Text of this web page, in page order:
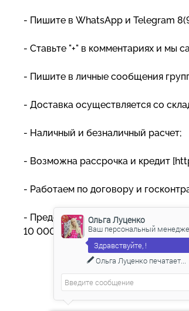
- Пишите в WhatsApp и Telegram
- Ставьте "+" в комментариях и мы
- Пишите в личные сообщения
- Доставка осуществляется со
- Наличный и безналичный расчет;
- Возможна рассрочка и кредит
- Работаем по договору и
- Предоставляем любые
10 000 довольных клиентов!
Ольга Луценко
Ваш персональный
Здравствуйте, !
Ольга Луценкопечатает...